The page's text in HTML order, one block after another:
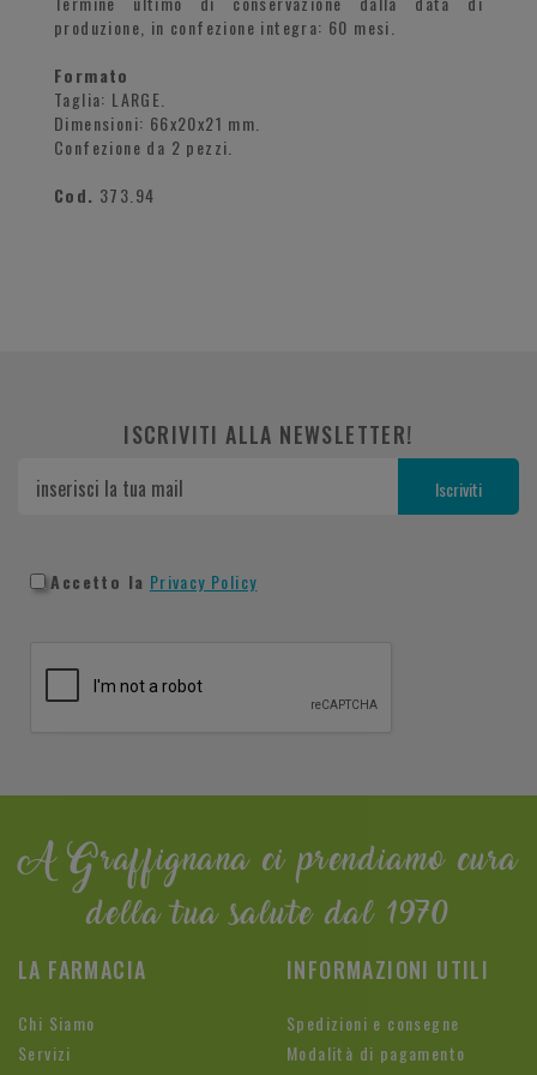
produzione, in confezione integra: 60 mesi.
Formato
Taglia: LARGE.
Dimensioni: 66x20x21 mm.
Confezione da 2 pezzi.
Cod. 373.94
ISCRIVITI ALLA NEWSLETTER!
Accetto la Privacy Policy
A Graffignana ci prendiamo cura
della tua salute dal 1970
LA FARMACIA
Chi Siamo
Servizi
INFORMAZIONI UTILI
Spedizioni e consegne
Modalità di pagamento